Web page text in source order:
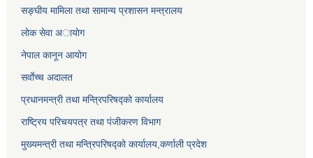
सङ्घीय मामिला तथा सामान्य प्रशासन मन्त्रालय
लाेक सेवा अायाेग
नेपाल कानून आयोग
सर्वाेच्च अदालत
प्रधानमन्त्री तथा मन्त्रिपरिषद्को कार्यालय
राष्ट्रिय परिचयपत्र तथा पंजीकरण विभाग
मुख्यमन्त्री तथा मन्त्रिपरिषद्को कार्यालय,कर्णाली प्रदेश